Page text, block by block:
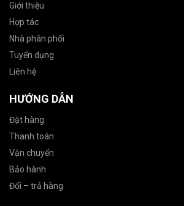
Giới thiệu
Hợp tác
Nhà phân phối
Tuyển dụng
Liên hệ
HƯỚNG DẪN
Đặt hàng
Thanh toán
Vận chuyển
Bảo hành
Đổi – trả hàng